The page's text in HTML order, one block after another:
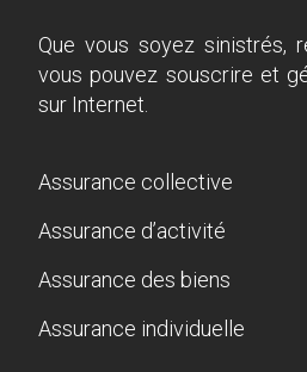
Que vous soyez sinistrés,
vous pouvez souscrire et
sur Internet.
Assurance collective
Assurance d’activité
Assurance des biens
Assurance individuelle